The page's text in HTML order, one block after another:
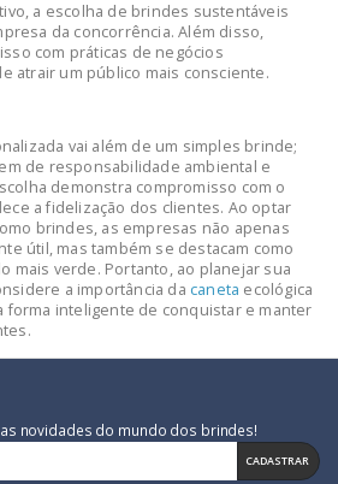
a escolha de brindes sustentáveis
da concorrência. Além disso,
com práticas de negócios
atrair um público mais consciente.
vai além de um simples brinde;
de responsabilidade ambiental e
demonstra compromisso com o
a fidelização dos clientes. Ao optar
brindes, as empresas não apenas
útil, mas também se destacam como
mais verde. Portanto, ao planejar sua
a importância da caneta ecológica
forma inteligente de conquistar e manter
novidades do mundo dos brindes!
CADASTRAR